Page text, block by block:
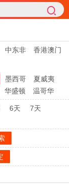
中东非
香港澳门
墨西哥
夏威夷
华盛顿 温哥华
6天
7天